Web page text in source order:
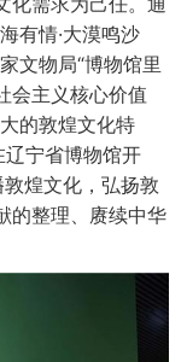
有情·大漠鸣沙
文物局“博物馆里
会主义核心价值
的敦煌文化特
宁省博物馆开
煌文化，弘扬敦
的整理、赓续中华